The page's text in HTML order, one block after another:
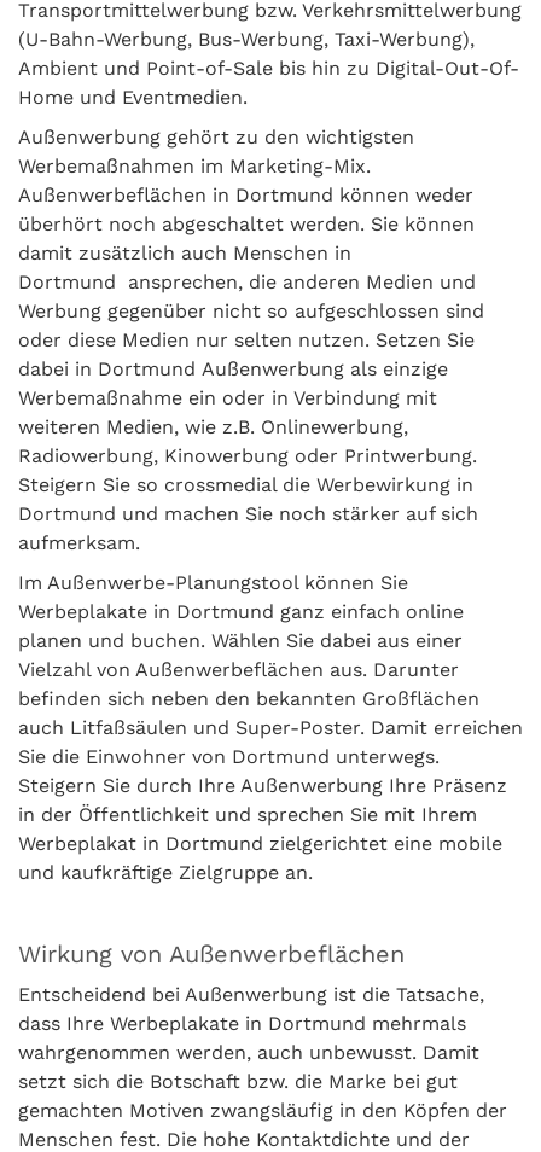
Transportmittelwerbung bzw. Verkehrsmittelwerbung
(U-Bahn-Werbung, Bus-Werbung, Taxi-Werbung),
Ambient und Point-of-Sale bis hin zu Digital-Out-Of-
Home und Eventmedien.
Außenwerbung gehört zu den wichtigsten
Werbemaßnahmen im Marketing-Mix.
Außenwerbeflächen in Dortmund können weder
überhört noch abgeschaltet werden. Sie können
damit zusätzlich auch Menschen in
Dortmund ansprechen, die anderen Medien und
Werbung gegenüber nicht so aufgeschlossen sind
oder diese Medien nur selten nutzen. Setzen Sie
dabei in Dortmund Außenwerbung als einzige
Werbemaßnahme ein oder in Verbindung mit
weiteren Medien, wie z.B. Onlinewerbung,
Radiowerbung, Kinowerbung oder Printwerbung.
Steigern Sie so crossmedial die Werbewirkung in
Dortmund und machen Sie noch stärker auf sich
aufmerksam.
Im Außenwerbe-Planungstool können Sie
Werbeplakate in Dortmund ganz einfach online
planen und buchen. Wählen Sie dabei aus einer
Vielzahl von Außenwerbeflächen aus. Darunter
befinden sich neben den bekannten Großflächen
auch Litfaßsäulen und Super-Poster. Damit erreichen
Sie die Einwohner von Dortmund unterwegs.
Steigern Sie durch Ihre Außenwerbung Ihre Präsenz
in der Öffentlichkeit und sprechen Sie mit Ihrem
Werbeplakat in Dortmund zielgerichtet eine mobile
und kaufkräftige Zielgruppe an.
Wirkung von Außenwerbeflächen
Entscheidend bei Außenwerbung ist die Tatsache,
dass Ihre Werbeplakate in Dortmund mehrmals
wahrgenommen werden, auch unbewusst. Damit
setzt sich die Botschaft bzw. die Marke bei gut
gemachten Motiven zwangsläufig in den Köpfen der
Menschen fest. Die hohe Kontaktdichte und der